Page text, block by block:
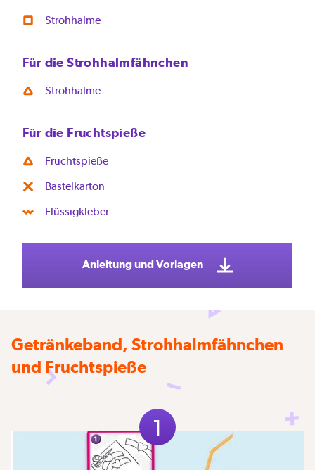
Strohhalme
Für die Strohhalmfähnchen
Strohhalme
Für die Fruchtspieße
Fruchtspieße
Bastelkarton
Flüssigkleber
Anleitung und Vorlagen
Getränkeband, Strohhalmfähnchen
und Fruchtspieße
1